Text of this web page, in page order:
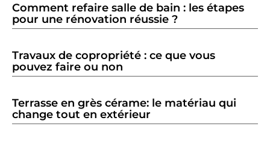
Comment refaire salle de bain : les étapes
pour une rénovation réussie ?
Travaux de copropriété : ce que vous
pouvez faire ou non
Terrasse en grès cérame: le matériau qui
change tout en extérieur